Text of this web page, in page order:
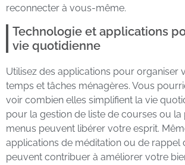
reconnecter à vous-même.
Technologie et applications
vie quotidienne
Utilisez des applications pour organiser
temps et tâches ménagères. Vous
voir combien elles simplifient la vie
pour la gestion de liste de courses ou la
menus peuvent libérer votre esprit.
applications de méditation ou de rappel
peuvent contribuer à améliorer votre